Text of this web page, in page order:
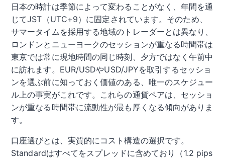
日本の時計は季節によって変わることがなく、年間を通
じてJST（UTC+9）に固定されています。そのため、
サマータイムを採用する地域のトレーダーとは異なり、
ロンドンとニューヨークのセッションが重なる時間帯は
東京では常に現地時間の同じ時刻、夕方ではなく午前中
に訪れます。EUR/USDやUSD/JPYを取引するセッショ
ンを選ぶ前に知っておく価値のある、唯一のスケジュー
ル上の事実がこれです。これらの通貨ペアは、セッショ
ンが重なる時間帯に流動性が最も厚くなる傾向がありま
す。
口座選びとは、実質的にコスト構造の選択です。
Standardはすべてをスプレッドに含めており（1.2 pips